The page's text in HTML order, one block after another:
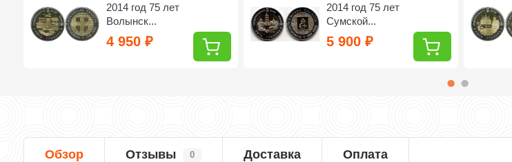
2014 год 75 лет
Волынск...
4 950₽
2014 год 75 лет
Сумской...
5 900₽
Обзор Отзывы 0 Доставка Оплата